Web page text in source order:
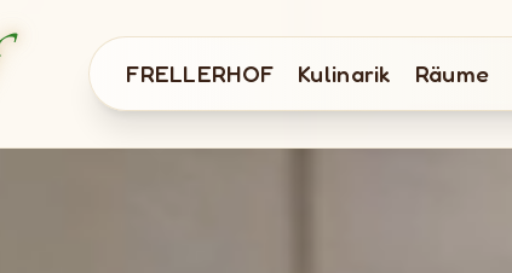
FRELLERHOF Kulinarik Räume